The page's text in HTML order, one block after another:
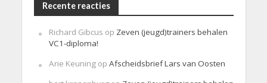
Recente reacties
Richard Gibcus op Zeven (jeugd)trainers behalen
VC1-diploma!
Arie Keuningop Afscheidsbrief Lars van Oosten